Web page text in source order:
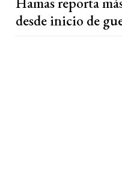
desde inicio de